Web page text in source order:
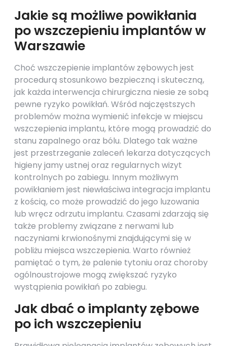
Jakie są możliwe powikłania
po wszczepieniu implantów w
Warszawie
Choć wszczepienie implantów zębowych jest
procedurą stosunkowo bezpieczną i skuteczną,
jak każda interwencja chirurgiczna niesie ze sobą
pewne ryzyko powikłań. Wśród najczęstszych
problemów można wymienić infekcje w miejscu
wszczepienia implantu, które mogą prowadzić do
stanu zapalnego oraz bólu. Dlatego tak ważne
jest przestrzeganie zaleceń lekarza dotyczących
higieny jamy ustnej oraz regularnych wizyt
kontrolnych po zabiegu. Innym możliwym
powikłaniem jest niewłaściwa integracja implantu
z kością, co może prowadzić do jego luzowania
lub wręcz odrzutu implantu. Czasami zdarzają się
także problemy związane z nerwami lub
naczyniami krwionośnymi znajdującymi się w
pobliżu miejsca wszczepienia. Warto również
pamiętać o tym, że palenie tytoniu oraz choroby
ogólnoustrojowe mogą zwiększać ryzyko
wystąpienia powikłań po zabiegu.
Jak dbać o implanty zębowe
po ich wszczepieniu